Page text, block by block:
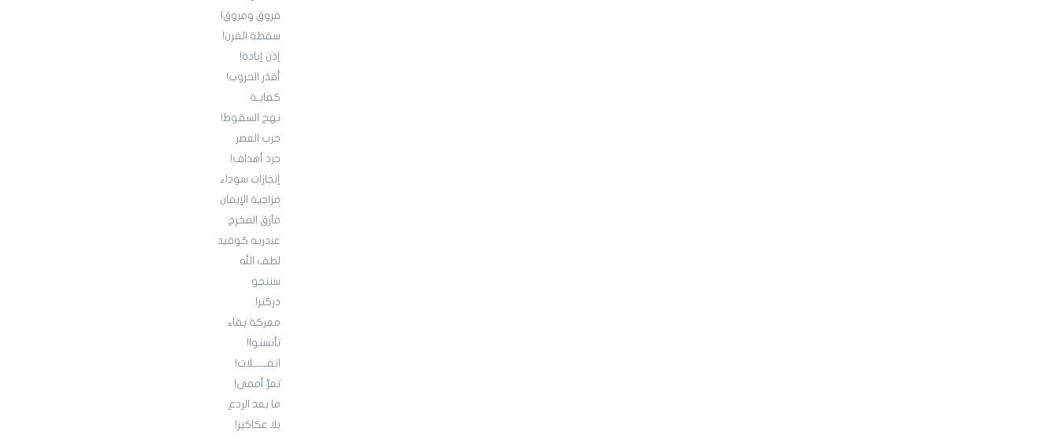
فروق ومروق!
سقطة القرن!
إذن إبادة!
أقذر الحروب!
كفايـة
نهج السقوط!
حرب العصر
جرد أهداف!
إنجازات سوداء
مزاجية الإيمان
مآزق المخرج
عبدربه كوفيد
لطف الله
سننجو
دركتر!
معركة بقاء
تأنسنوا!
انفــــــلات!
تعرٍّ أممي!
ما بعد الردع
بلا عكاكيز!